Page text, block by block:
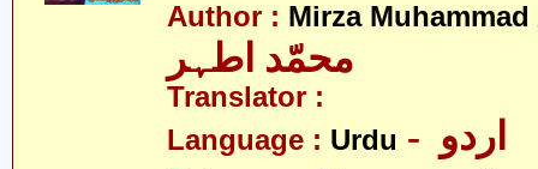
Author : Mirza Muhammad
محمّد اطہر
Translator :
Language : Urdu